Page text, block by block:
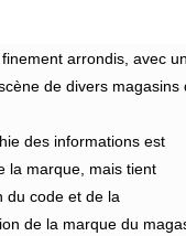
arrondis, avec
de divers magasins
des informations est
la marque, mais tient
du code et de la
de la marque du